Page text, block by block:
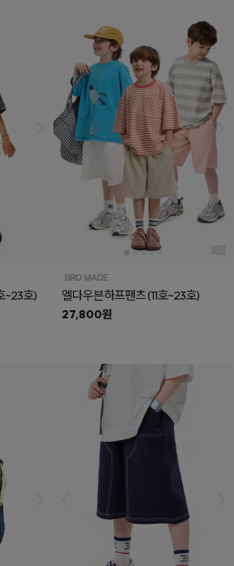
~23호) 엘다우븐하프팬츠(11호~23호)
27,800원